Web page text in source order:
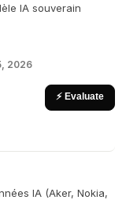
IA souverain
2026
⚡ Evaluate
IA (Aker, Nokia,